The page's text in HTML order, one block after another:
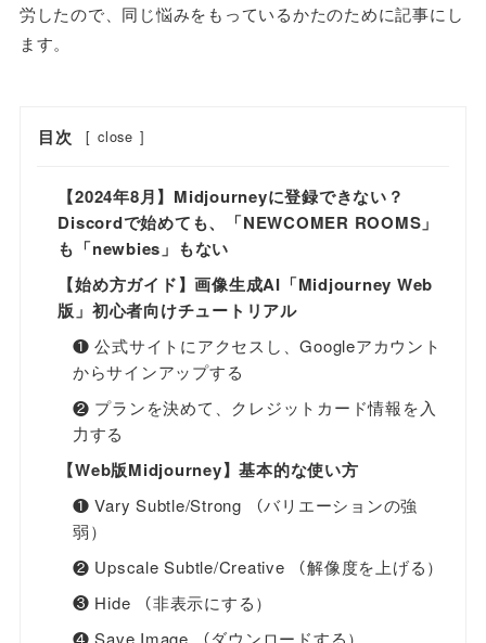
労したので、同じ悩みをもっているかたのために記事にし
ます。
目次 [ close ]
【2024年8月】Midjourneyに登録できない？
Discordで始めても、「NEWCOMER ROOMS」
も「newbies」もない
【始め方ガイド】画像生成AI「Midjourney Web
版」初心者向けチュートリアル
❶ 公式サイトにアクセスし、Googleアカウント
からサインアップする
❷ プランを決めて、クレジットカード情報を入
力する
【Web版Midjourney】基本的な使い方
❶ Vary Subtle/Strong （バリエーションの強
弱）
❷ Upscale Subtle/Creative （解像度を上げる）
❸ Hide （非表示にする）
❹ Save Image （ダウンロードする）